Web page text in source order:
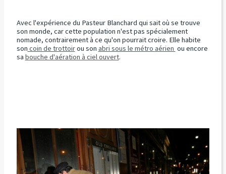
Avec l'expérience du Pasteur Blanchard qui sait où se trouve
son monde, car cette population n'est pas spécialement
nomade, contrairement à ce qu'on pourrait croire. Elle habite
son coin de trottoirou son abri sous le métro aérien ou encore
sa bouche d'aération à ciel ouvert.